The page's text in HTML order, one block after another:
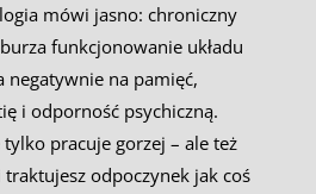
mówi jasno: chroniczny
funkcjonowanie układu
negatywnie na pamięć,
i odporność psychiczną.
pracuje gorzej – ale też
traktujesz odpoczynek jak coś